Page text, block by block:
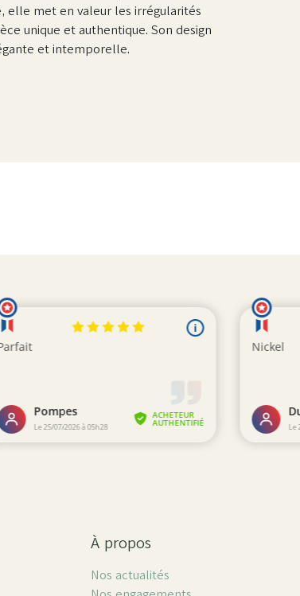
elle met en valeur les irrégularités
unique et authentique. Son design
et intemporelle.
À propos
Nos actualités